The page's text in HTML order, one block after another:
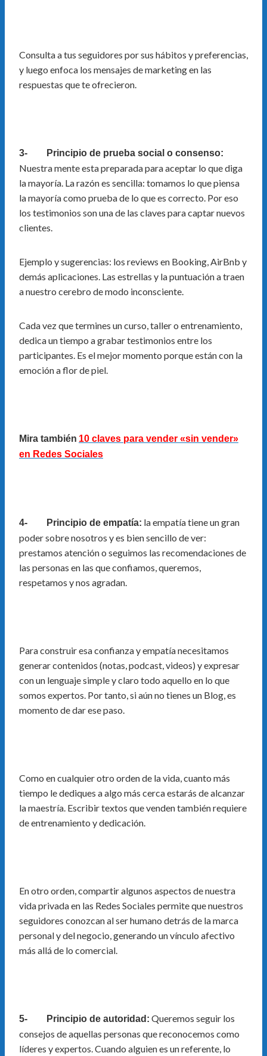
Consulta a tus seguidores por sus hábitos y preferencias,
y luego enfoca los mensajes de marketing en las
respuestas que te ofrecieron.
3- Principio de prueba social o consenso:
Nuestra mente esta preparada para aceptar lo que diga
la mayoría. La razón es sencilla: tomamos lo que piensa
la mayoría como prueba de lo que es correcto. Por eso
los testimonios son una de las claves para captar nuevos
clientes.
Ejemplo y sugerencias: los reviews en Booking, AirBnb y
demás aplicaciones. Las estrellas y la puntuación a traen
a nuestro cerebro de modo inconsciente.
Cada vez que termines un curso, taller o entrenamiento,
dedica un tiempo a grabar testimonios entre los
participantes. Es el mejor momento porque están con la
emoción a flor de piel.
Mira también 10 claves para vender «sin vender»
en Redes Sociales
4- Principio de empatía: la empatía tiene un gran
poder sobre nosotros y es bien sencillo de ver:
prestamos atención o seguimos las recomendaciones de
las personas en las que confiamos, queremos,
respetamos y nos agradan.
Para construir esa confianza y empatía necesitamos
generar contenidos (notas, podcast, videos) y expresar
con un lenguaje simple y claro todo aquello en lo que
somos expertos. Por tanto, si aún no tienes un Blog, es
momento de dar ese paso.
Como en cualquier otro orden de la vida, cuanto más
tiempo le dediques a algo más cerca estarás de alcanzar
la maestría. Escribir textos que venden también requiere
de entrenamiento y dedicación.
En otro orden, compartir algunos aspectos de nuestra
vida privada en las Redes Sociales permite que nuestros
seguidores conozcan al ser humano detrás de la marca
personal y del negocio, generando un vínculo afectivo
más allá de lo comercial.
5- Principio de autoridad: Queremos seguir los
consejos de aquellas personas que reconocemos como
líderes y expertos. Cuando alguien es un referente, lo